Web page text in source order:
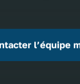
l’équipe